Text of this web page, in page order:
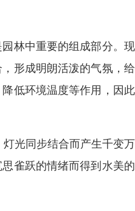
林中重要的组成部分。
形成明朗活泼的气氛，
低环境温度等作用，因
光同步结合而产生千变
雀跃的情绪而得到水美